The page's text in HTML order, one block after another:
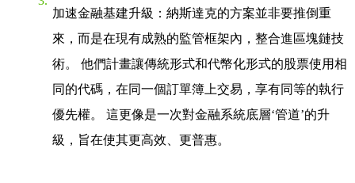
加速金融基建升級 ：納斯達克的方案並非要推倒重
來，而是在現有成熟的監管框架內，整合進區塊鏈技
術。 他們計畫讓傳統形式和代幣化形式的股票使用相
同的代碼，在同一個訂單簿上交易，享有同等的執行
優先權。 這更像是一次對金融系統底層‘管道’的升
級，旨在使其更高效、更普惠。